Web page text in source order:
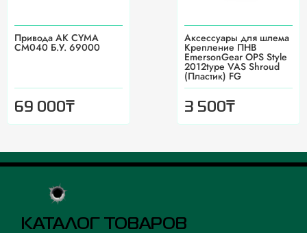
Привода АК CYMA
CM040 Б.У. 69000
69 000₸
Аксессуары для шлема
Крепление ПНВ
EmersonGear OPS Style
2012type VAS Shroud
(Пластик) FG
3 500₸
КАТАЛОГ ТОВАРОВ